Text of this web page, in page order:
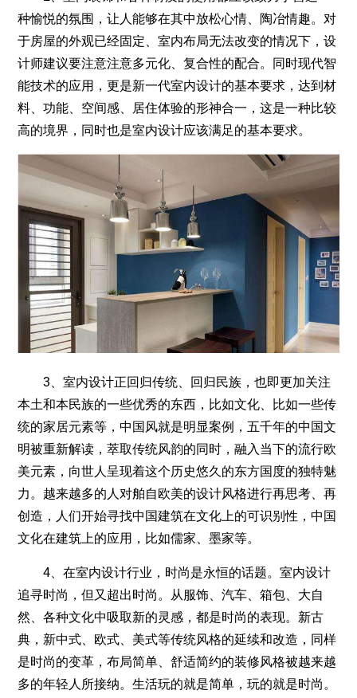
种愉悦的氛围，让人能够在其中放松心情、陶冶情趣。对
于房屋的外观已经固定、室内布局无法改变的情况下，设
计师建议要注意注意多元化、复合性的配合。同时现代智
能技术的应用，更是新一代室内设计的基本要求，达到材
料、功能、空间感、居住体验的形神合一，这是一种比较
高的境界，同时也是室内设计应该满足的基本要求。
3、室内设计正回归传统、回归民族，也即更加关注
本土和本民族的一些优秀的东西，比如文化、比如一些传
统的家居元素等，中国风就是明显案例，五千年的中国文
明被重新解读，萃取传统风韵的同时，融入当下的流行欧
美元素，向世人呈现着这个历史悠久的东方国度的独特魅
力。越来越多的人对舶自欧美的设计风格进行再思考、再
创造，人们开始寻找中国建筑在文化上的可识别性，中国
文化在建筑上的应用，比如儒家、墨家等。
4、在室内设计行业，时尚是永恒的话题。室内设计
追寻时尚，但又超出时尚。从服饰、汽车、箱包、大自
然、各种文化中吸取新的灵感，都是时尚的表现。新古
典，新中式、欧式、美式等传统风格的延续和改造，同样
是时尚的变革，布局简单、舒适简约的装修风格被越来越
多的年轻人所接纳。生活玩的就是简单，玩的就是时尚。